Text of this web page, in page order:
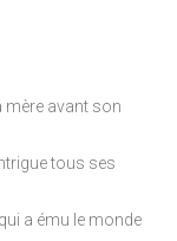
mère avant son
tous ses
a ému le monde